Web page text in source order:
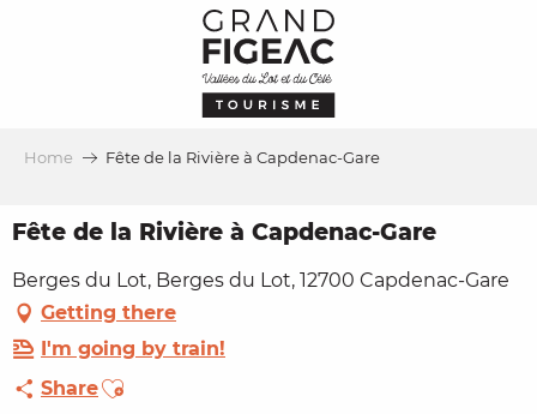
Home Fête de la Rivière à Capdenac-Gare
Fête de la Rivière à Capdenac-Gare
Berges du Lot, Berges du Lot, 12700 Capdenac-Gare
Getting there
I'm going by train!
ShareAjouter aux favoris